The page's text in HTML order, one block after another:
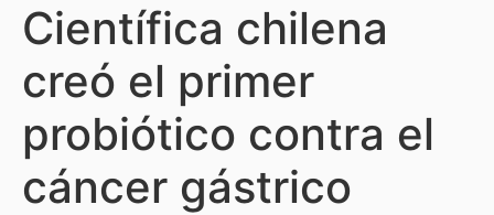
Científica chilena
creó el primer
probiótico contra el
cáncer gástrico